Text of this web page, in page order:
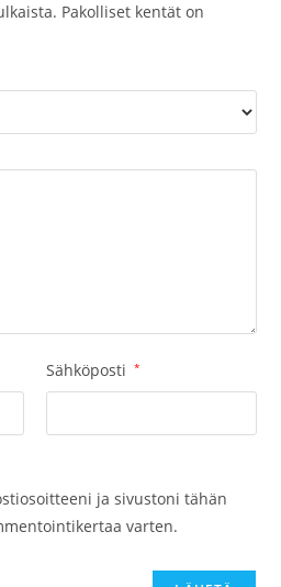
Pakolliset kentät on
Sähköposti *
ja sivustoni tähän
varten.